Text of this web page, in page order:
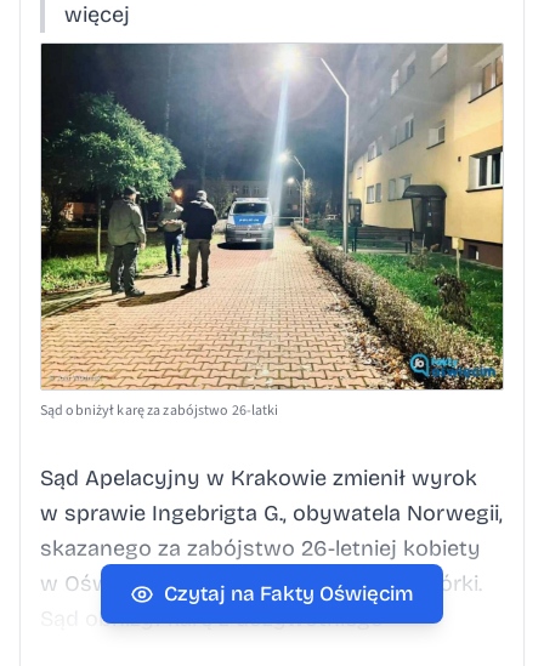
więcej
Sąd obniżył karę za zabójstwo 26-latki
Sąd Apelacyjny w Krakowie zmienił wyrok
w sprawie Ingebrigta G., obywatela Norwegii,
skazanego za zabójstwo 26-letniej kobiety
w Oświęcimiu oraz uprowadzenie ich córki.
Sąd obniżył karę z dożywotniego
Czytaj na Fakty Oświęcim